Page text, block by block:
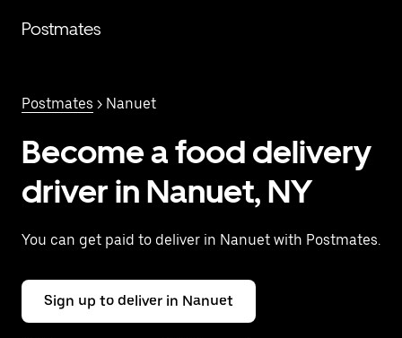
contenido
Postmates
Postmates > Nanuet
Become a food delivery
driver in Nanuet, NY
You can get paid to deliver in Nanuet with Postmates.
Sign up to deliver in Nanuet